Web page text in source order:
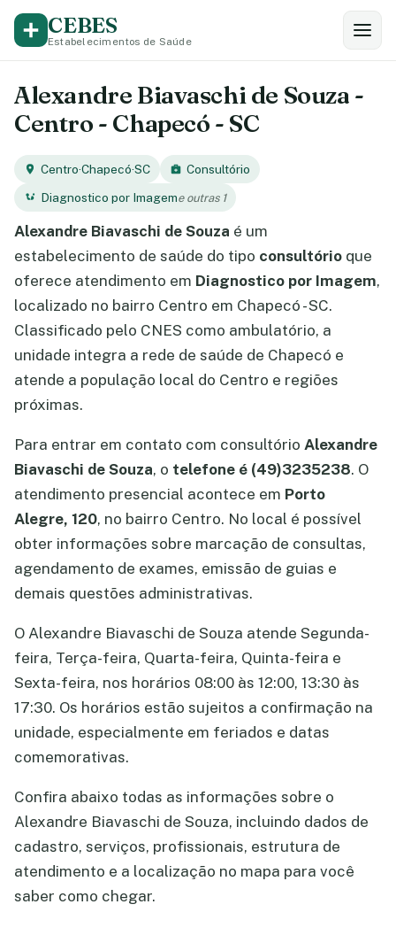
CEBES
Estabelecimentos de Saúde
Alexandre Biavaschi de Souza -
Centro - Chapecó - SC
Centro·Chapecó·SC
Consultório
Diagnostico por Imageme outras 1
Alexandre Biavaschi de Souza é um
estabelecimento de saúde do tipo consultório que
oferece atendimento em Diagnostico por Imagem,
localizado no bairro Centro em Chapecó - SC.
Classificado pelo CNES como ambulatório, a
unidade integra a rede de saúde de Chapecó e
atende a população local do Centro e regiões
próximas.
Para entrar em contato com consultório Alexandre
Biavaschi de Souza, o telefone é (49)3235238. O
atendimento presencial acontece em Porto
Alegre, 120, no bairro Centro. No local é possível
obter informações sobre marcação de consultas,
agendamento de exames, emissão de guias e
demais questões administrativas.
O Alexandre Biavaschi de Souza atende Segunda-
feira, Terça-feira, Quarta-feira, Quinta-feira e
Sexta-feira, nos horários 08:00 às 12:00, 13:30 às
17:30. Os horários estão sujeitos a confirmação na
unidade, especialmente em feriados e datas
comemorativas.
Confira abaixo todas as informações sobre o
Alexandre Biavaschi de Souza, incluindo dados de
cadastro, serviços, profissionais, estrutura de
atendimento e a localização no mapa para você
saber como chegar.